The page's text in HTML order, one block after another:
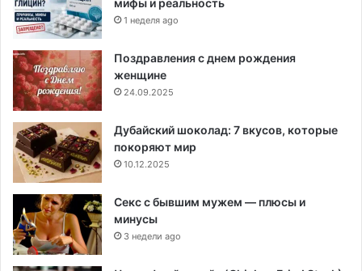
мифы и реальность
1 неделя ago
Поздравления с днем рождения
женщине
24.09.2025
Дубайский шоколад: 7 вкусов, которые
покоряют мир
10.12.2025
Секс с бывшим мужем — плюсы и
минусы
3 недели ago